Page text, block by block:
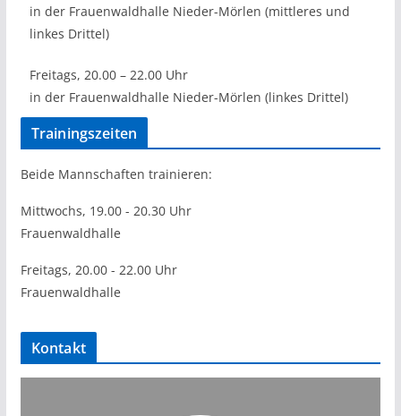
in der Frauenwaldhalle Nieder-Mörlen (mittleres und
linkes Drittel)
Freitags, 20.00 – 22.00 Uhr
in der Frauenwaldhalle Nieder-Mörlen (linkes Drittel)
Trainingszeiten
Beide Mannschaften trainieren:
Mittwochs, 19.00 - 20.30 Uhr
Frauenwaldhalle
Freitags, 20.00 - 22.00 Uhr
Frauenwaldhalle
Kontakt